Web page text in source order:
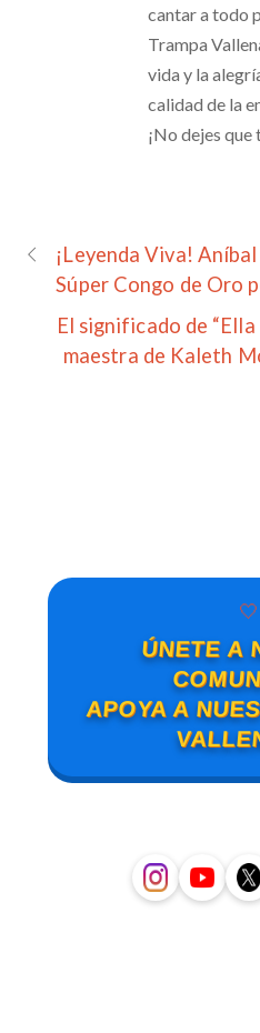
cantar a todo
Trampa
vida y la
calidad de la
¡No dejes que
¡Leyenda Viva!
Súper Congo de Oro
El significado de
maestra de Kaleth
🤍
ÚNETE A
APOYA A